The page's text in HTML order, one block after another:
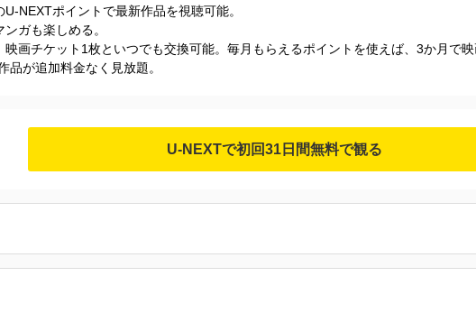
NEXTポイントで最新作品を視聴可能。
ガも楽しめる。
画チケット1枚といつでも交換可能。毎月もらえるポイントを使えば、3か月で映
品が追加料金なく見放題。
U-NEXTで初回31日間無料で観る